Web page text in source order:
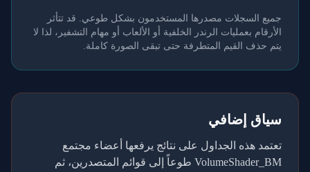
جميع السجلات مصدرها المستخدمون بشكل طوعي. قد تتأثر
الأرقام بعمليات الرندر الخلفية أو الألعاب أو مهام التشفير، لذا لا
يتم حذف القيم المتطرفة حتى تبقى الصورة كاملة.
سياق إضافي
تعتمد هذه الجداول على نتائج يرفعها أعضاء مجتمع
VolumeShader_BM طوعاً إلى قوائم المتصدرين، ثم